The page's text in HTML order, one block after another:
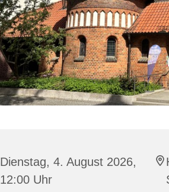
Dienstag, 4. August 2026,
12:00 Uhr